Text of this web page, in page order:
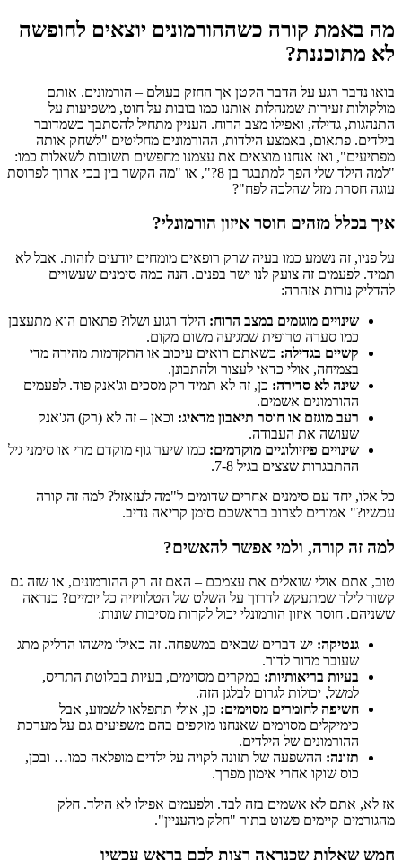
מה באמת קורה כשההורמונים יוצאים לחופשה
לא מתוכננת?
בואו נדבר רגע על הדבר הקטן אך החזק בעולם – הורמונים. אותם
מולקולות זעירות שמנהלות אותנו כמו בובות על חוט, משפיעות על
התנהגות, גדילה, ואפילו מצב הרוח. העניין מתחיל להסתבך כשמדובר
בילדים. פתאום, באמצע הילדות, ההורמונים מחליטים "לשחק אותה
מפתיעים", ואז אנחנו מוצאים את עצמנו מחפשים תשובות לשאלות כמו:
"למה הילד שלי הפך למתבגר בן 8?", או "מה הקשר בין בכי ארוך לפרוסת
עוגה חסרת מזל שהלכה לפח"?
איך בכלל מזהים חוסר איזון הורמונלי?
על פניו, זה נשמע כמו בעיה שרק רופאים מומחים יודעים לזהות. אבל לא
תמיד. לפעמים זה צועק לנו ישר בפנים. הנה כמה סימנים שעשויים
להדליק נורות אזהרה:
שינויים מוגזמים במצב הרוח: הילד רגוע ושלו? פתאום הוא מתעצבן
כמו סערה טרופית שמגיעה משום מקום.
קשיים בגדילה: כשאתם רואים עיכוב או התקדמות מהירה מדי
בצמיחה, אולי כדאי לעצור ולהתבונן.
שינה לא סדירה: כן, זה לא תמיד רק מסכים וג'אנק פוד. לפעמים
ההורמונים אשמים.
רעב מוגזם או חוסר תיאבון מדאיג: וכאן – זה לא (רק) הג'אנק
שעושה את העבודה.
שינויים פיזיולוגיים מוקדמים: כמו שיער גוף מוקדם מדי או סימני גיל
ההתבגרות שצצים בגיל 7-8.
כל אלו, יחד עם סימנים אחרים שדומים ל"מה לעזאזל? למה זה קורה
עכשיו?" אמורים לצרוב בראשכם סימן קריאה נדיב.
למה זה קורה, ולמי אפשר להאשים?
טוב, אתם אולי שואלים את עצמכם – האם זה רק ההורמונים, או שזה גם
קשור לילד שמתעקש לדרוך על השלט של הטלוויזיה כל יומיים? כנראה
ששניהם. חוסר איזון הורמונלי יכול לקרות מסיבות שונות:
גנטיקה: יש דברים שבאים במשפחה. זה כאילו מישהו הדליק מתג
שעובר מדור לדור.
בעיות בריאותיות: במקרים מסוימים, בעיות בבלוטת התריס,
למשל, יכולות לגרום לבלגן הזה.
חשיפה לחומרים מסוימים: כן, אולי תתפלאו לשמוע, אבל
כימיקלים מסוימים שאנחנו מוקפים בהם משפיעים גם על מערכת
ההורמונים של הילדים.
תזונה: ההשפעה של תזונה לקויה על ילדים מופלאה כמו… ובכן,
כוס שוקו אחרי אימון מפרך.
אז לא, אתם לא אשמים בזה לבד. ולפעמים אפילו לא הילד. חלק
מהגורמים קיימים פשוט בתור "חלק מהעניין".
חמש שאלות שכנראה רצות לכם בראש עכשיו